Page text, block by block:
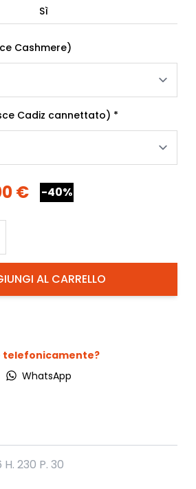
Sì
Cashmere)
Cadiz cannettato) *
€ -40%
AL CARRELLO
telefonicamente?
WhatsApp
H. 230 P. 30